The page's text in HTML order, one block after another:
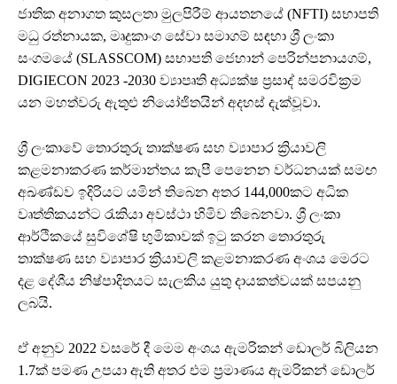
ජාතික අනාගත කුසලතා මුලපිරීම් ආයතනයේ (NFTI) සභාපති
මධු රත්නායක, මෘදුකාංග සේවා සමාගම් සඳහා ශ්‍රී ලංකා
සංගමයේ (SLASSCOM) සභාපති ජෙහාන් පෙරින්පනායගම්,
DIGIECON 2023 -2030 ව්‍යාපෘති අධ්‍යක්ෂ ප්‍රසාද් සමරවික්‍රම
යන මහත්වරු ඇතුළු නියෝජිතයින් අදහස් දැක්වූවා.
ශ්‍රී ලංකාවේ තොරතුරු තාක්ෂණ සහ ව්‍යාපාර ක්‍රියාවලි
කළමනාකරණ කර්මාන්තය කැපී පෙනෙන වර්ධනයක් සමඟ
අඛණ්ඩව ඉදිරියට යමින් තිබෙන අතර 144,000කට අධික
වෘත්තිකයන්ට රැකියා අවස්ථා හිමිව තිබෙනවා. ශ්‍රී ලංකා
ආර්ථිකයේ සුවිශේෂි භුමිකාවක් ඉටු කරන තොරතුරු
තාක්ෂණ සහ ව්‍යාපාර ක්‍රියාවලි කළමනාකරණ අංශය මෙරට
දළ දේශීය නිෂ්පාදිතයට සැලකිය යුතු දායකත්වයක් සපයනු
ලබයි.
ඒ අනුව 2022 වසරේ දී මෙම අංශය ඇමරිකන් ඩොලර් බිලියන
1.7ක් පමණ උපයා ඇති අතර එම ප්‍රමාණය ඇමරිකන් ඩොලර්